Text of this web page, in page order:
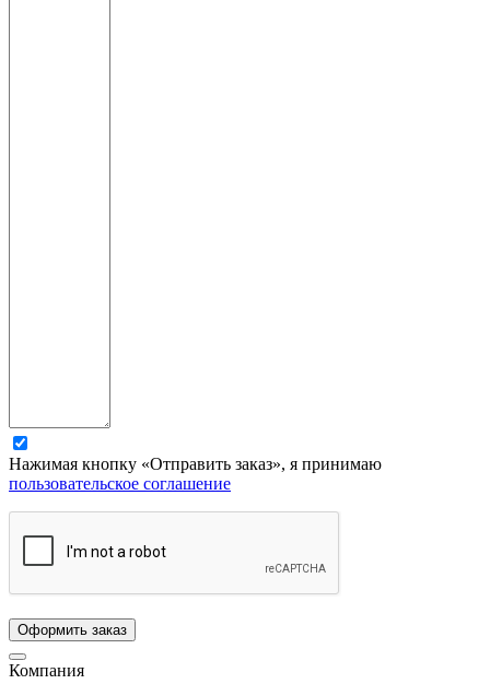
Нажимая кнопку «Отправить заказ», я принимаю
пользовательское соглашение
Компания